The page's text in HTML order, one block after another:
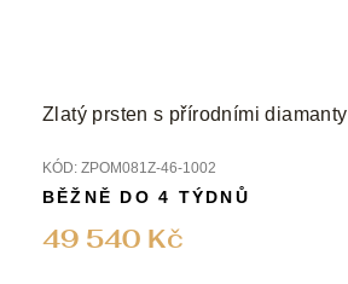
Zlatý prsten s přírodními diamanty
KÓD: ZPOM081Z-46-1002
49 540 Kč
BĚŽNĚ DO 4 TÝDNŮ